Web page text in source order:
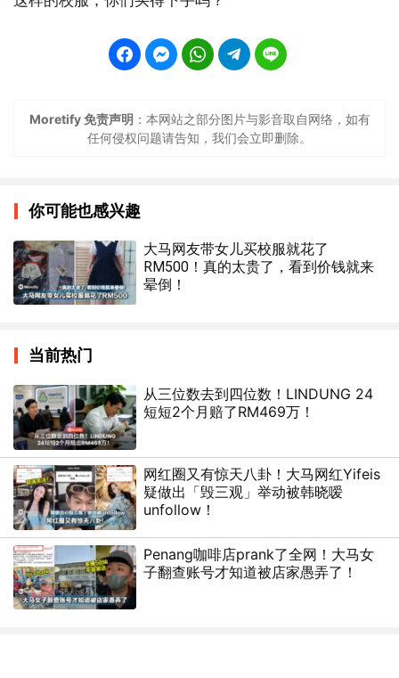
Moretify 免责声明 ：本网站之部分图片与影音取自网络，如有
任何侵权问题请告知，我们会立即删除。
你可能也感兴趣
大马网友带女儿买校服就花了
RM500！真的太贵了，看到价钱就来
晕倒！
当前热门
从三位数去到四位数！LINDUNG 24
短短2个月赔了RM469万！
网红圈又有惊天八卦！大马网红Yifeis
疑做出「毁三观」举动被韩晓嗳
unfollow！
Penang咖啡店prank了全网！大马女
子翻查账号才知道被店家愚弄了！